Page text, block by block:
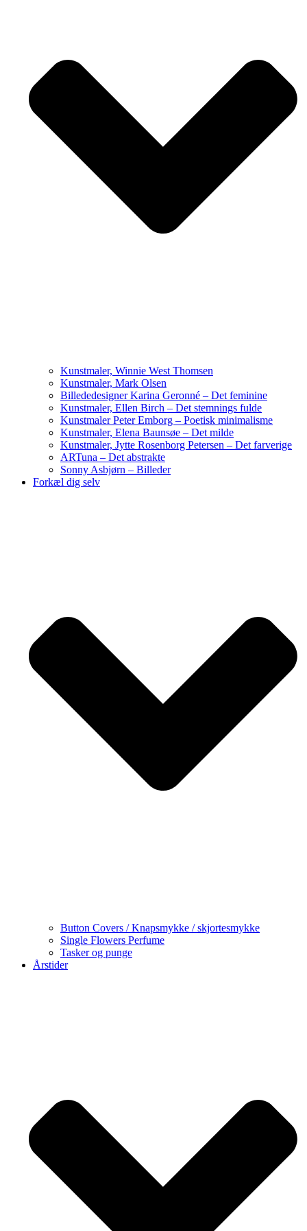
Kunstmaler, Winnie West Thomsen
Kunstmaler, Mark Olsen
Billededesigner Karina Geronné – Det feminine
Kunstmaler, Ellen Birch – Det stemnings fulde
Kunstmaler Peter Emborg – Poetisk minimalisme
Kunstmaler, Elena Baunsøe – Det milde
Kunstmaler, Jytte Rosenborg Petersen – Det farverige
ARTuna – Det abstrakte
Sonny Asbjørn – Billeder
Forkæl dig selv
Button Covers / Knapsmykke / skjortesmykke
Single Flowers Perfume
Tasker og punge
Årstider